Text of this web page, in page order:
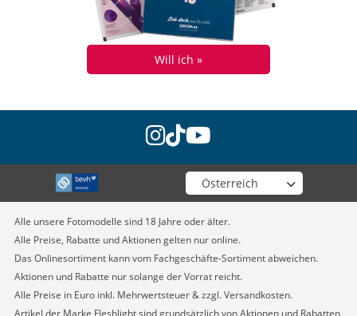
Will ich »
instagram
tiktok
youtube
Wähle deinen Shop
Alle unsere Fotomodelle sind 18 Jahre oder älter.
Alle Preise, Rabatte und Aktionen gelten nur online.
Das Onlinesortiment kann vom Fachgeschäfte-Sortiment abweichen.
Aktionen und Rabatte nur solange der Vorrat reicht.
Alle Preise in Euro inkl. Mehrwertsteuer & zzgl. Versandkosten.
Artikel der Marke Fleshlight sind grundsätzlich von Aktionen und Rabatten